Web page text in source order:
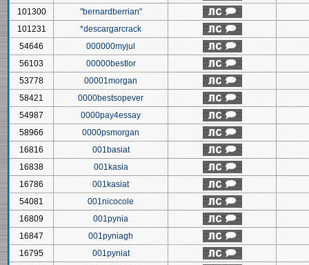
101300
"bernardberrian"
101231
*descargarcrack
54646
000000myjul
56103
00000bestlor
53778
00001morgan
58421
0000bestsopever
54987
0000pay4essay
58966
0000psmorgan
16816
001basiat
16838
001kasia
16786
001kasiat
54081
001nicocole
16809
001pynia
16847
001pyniagh
16795
001pyniat